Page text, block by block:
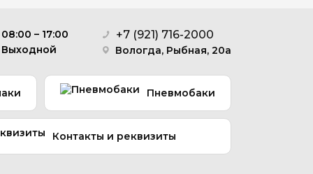
– 17:00
Выходной
+7 (921) 716-2000
Вологда, Рыбная, 20а
Пневмобаки
Контакты и реквизиты